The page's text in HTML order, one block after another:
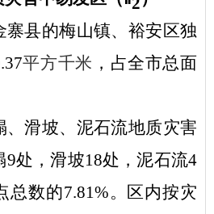
寨县的梅山镇、裕安区独
平方千米 ，占全市总面
、滑坡、泥石流地质灾害
9处，滑坡18处，泥石流4
总数的7.81%。区内按灾